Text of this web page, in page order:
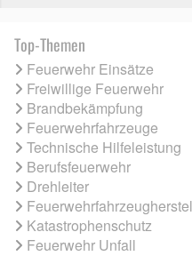
Top-Themen
Feuerwehr Einsätze
Freiwillige Feuerwehr
Brandbekämpfung
Feuerwehrfahrzeuge
Technische Hilfeleistung
Berufsfeuerwehr
Drehleiter
Katastrophenschutz
Feuerwehr Unfall